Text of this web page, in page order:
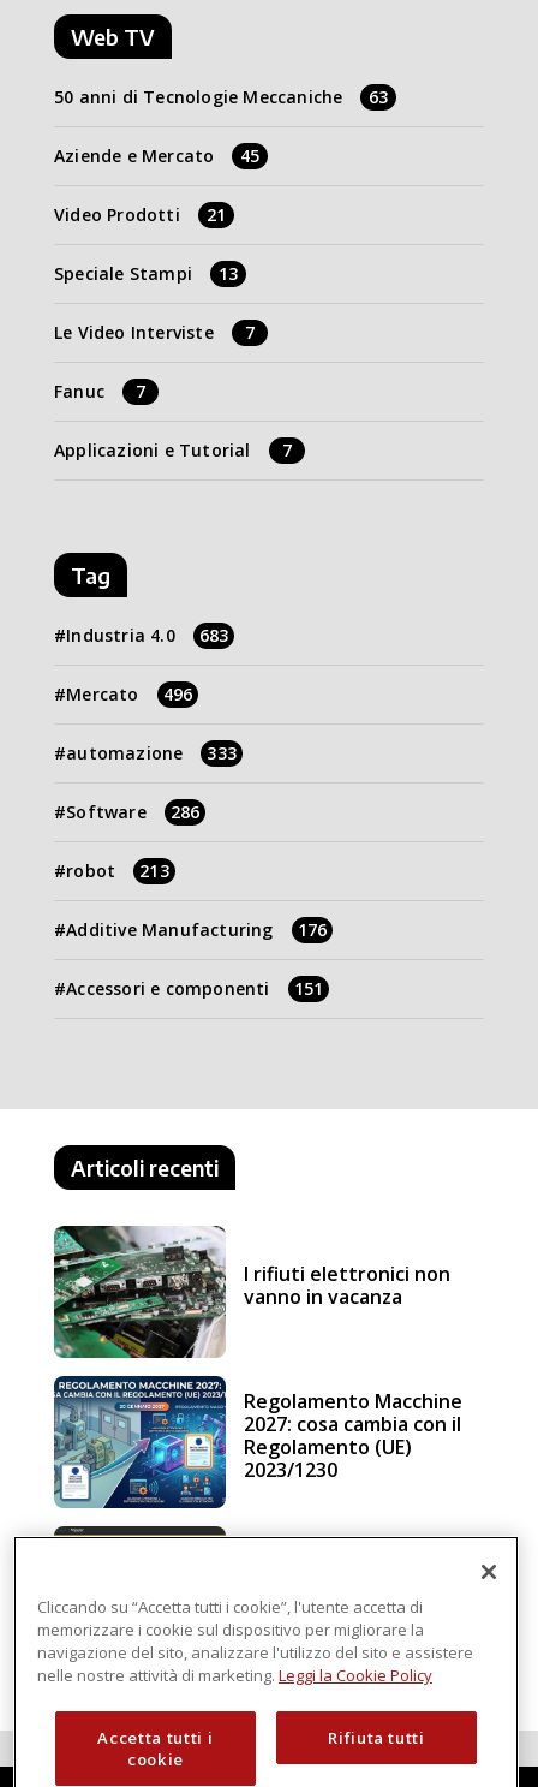
Web TV
50 anni di Tecnologie Meccaniche 63
Aziende e Mercato 45
Video Prodotti 21
Speciale Stampi 13
Le Video Interviste 7
Fanuc 7
Applicazioni e Tutorial 7
Tag
Industria 4.0 683
Mercato 496
automazione 333
Software 286
robot 213
Additive Manufacturing 176
Accessori e componenti 151
Articoli recenti
I rifiuti elettronici non
vanno in vacanza
Regolamento Macchine
2027: cosa cambia con il
Regolamento (UE)
2023/1230
intelligenza in cloud
Cliccando su “Accetta tutti i cookie”, l'utente accetta di
memorizzare i cookie sul dispositivo per migliorare la
navigazione del sito, analizzare l'utilizzo del sito e assistere
nelle nostre attività di marketing. Leggi la Cookie Policy
Accetta tutti i
cookie
Rifiuta tutti